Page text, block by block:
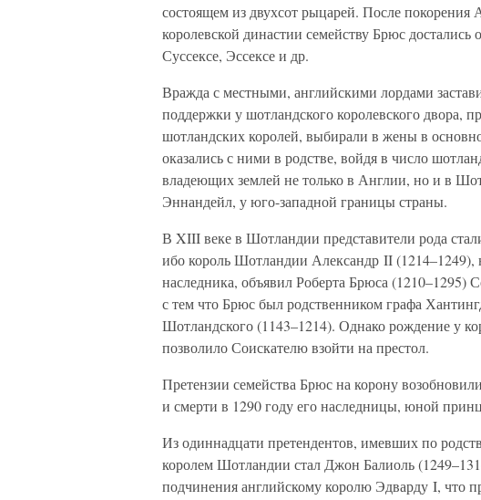
состоящем из двухсот рыцарей. После
королевской династии семейству Брюс
Суссексе, Эссексе и др.
Вражда с местными, английскими лордами
поддержки у шотландского королевского двора,
шотландских королей, выбирали в жены в
оказались с ними в родстве, войдя в число
владеющих землей не только в Англии, но и в
Эннандейл, у юго-западной границы страны.
В XIII веке в Шотландии представители рода
ибо король Шотландии Александр II (1214–1249),
наследника, объявил Роберта Брюса (1210–1295)
с тем что Брюс был родственником графа
Шотландского (1143–1214). Однако рождение у
позволило Соискателю взойти на престол.
Претензии семейства Брюс на корону
и смерти в 1290 году его наследницы, юной
Из одиннадцати претендентов, имевших по
королем Шотландии стал Джон Балиоль
подчинения английскому королю Эдварду I, что